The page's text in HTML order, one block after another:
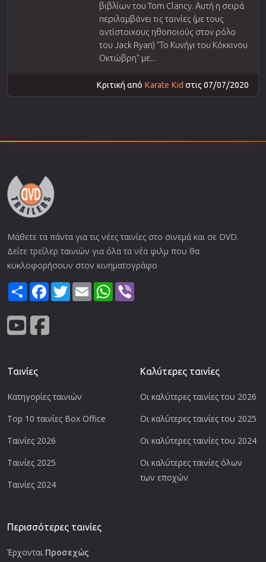
βιβλίων του Tom Clancy. Αυτή η σειρά
περιλαμβάνει τις ταινίες (με τους
αντίστοιχους ηθοποιούς στον ρόλο
του Jack Ryan) "Το Κυνήγι του Κόκκινου
Οκτώβρη" με...
Κριτική από Karate Kid στις 07/07/2020
Μάθετε τα πάντα για τις νέες ταινίες στο σινεμά και σε DVD.
Δείτε τρείλερ ταινιών για όλα τα νέα φιλμ που θα
κυκλοφορήσουν στον κινηματογράφο
ShareFacebook
TwitterEmail WhatsApp
Ταινίες
Κατηγορίες ταινιών
Top 10 ταινίες Box Office
Ταινίες 2026
Ταινίες 2025
Ταινίες 2024
Καλύτερες ταινίες
Οι καλύτερες ταινίες του 2026
Οι καλύτερες ταινίες του 2025
Οι καλύτερες ταινίες του 2024
Οι καλύτερες ταινίες όλων
των εποχών
Περισσότερες ταινίες
Έρχονται Προσεχώς